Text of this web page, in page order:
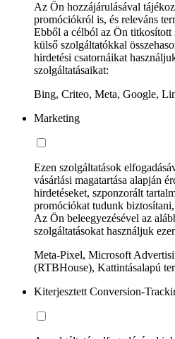
Az Ön hozzájárulásával
promóciókról is, és releváns
Ebből a célból az Ön titkosított
külső szolgáltatókkal
hirdetési csatornáikat
szolgáltatásaikat:
Bing, Criteo, Meta, Google,
Marketing
Ezen szolgáltatások
vásárlási magatartása alapján
hirdetéseket, szponzorált
promóciókat tudunk
Az Ön beleegyezésével az
szolgáltatásokat használjuk
Meta-Pixel, Microsoft
(RTBHouse), Kattintásalapú
Kiterjesztett Conversion-